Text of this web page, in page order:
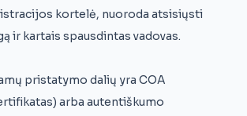
kortelė, nuoroda atsisiųsti
ir kartais spausdintas vadovas.
pristatymo dalių yra COA
arba autentiškumo